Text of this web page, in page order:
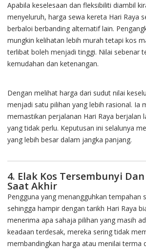
Apabila keselesaan dan fleksibiliti diambil
menyeluruh, harga sewa kereta Hari Raya
berbaloi berbanding alternatif lain.
mungkin kelihatan lebih murah tetapi kos
terlibat boleh menjadi tinggi. Nilai sebenar
kemudahan dan ketenangan.
Dengan melihat harga dari sudut nilai
menjadi satu pilihan yang lebih rasional. Ia
memastikan perjalanan Hari Raya berjalan
yang tidak perlu. Keputusan ini selalunya
yang lebih besar dalam jangka panjang.
4. Elak Kos Tersembunyi
Saat Akhir
Pengguna yang menangguhkan tempahan
sehingga hampir dengan tarikh Hari Raya
menerima apa sahaja pilihan yang masih
keadaan terdesak, mereka sering tidak
membandingkan harga atau menilai terma